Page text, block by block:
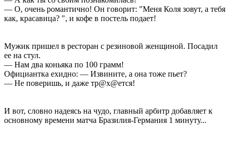
— О, очень романтично! Он говорит: "Меня Коля зовут, а тебя
как, красавица? ", и кофе в постель подает!
Мужик пришел в ресторан с резиновой женщиной. Посадил
ее на стул.
— Нам два коньяка по 100 грамм!
Официантка ехидно: — Извините, а она тоже пьет?
— Не поверишь, и даже тр@х@ется!
И вот, словно надеясь на чудо, главный арбитр добавляет к
основному времени матча Бразилия-Германия 1 минуту...